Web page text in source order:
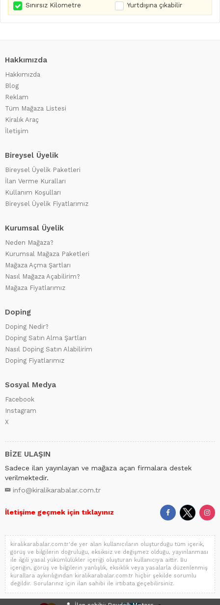
Sınırsız Kilometre Yurtdışına çıkabilir
Hakkımızda
Hakkımızda
Blog
Reklam
Tüm Mağaza Listesi
Kiralık Araç
İletişim
Bireysel Üyelik
Bireysel Üyelik Paketleri
İlan Verme Kuralları
Kullanım Koşulları
Bireysel Üyelik Fiyatlarımız
Kurumsal Üyelik
Neden Mağaza?
Kurumsal Mağaza Paketleri
Mağaza Açma Şartları
Nasıl Mağaza Açabilirim?
Mağaza Fiyatlarımız
Doping
Doping Nedir?
Doping Satın Alma Şartları
Nasıl Doping Satın Alabilirim
Doping Fiyatlarımız
Sosyal Medya
Facebook
Instagram
X
BİZE ULAŞIN
Sadece ilan yayınlayan ve mağaza açan firmalara destek
verilmektedir.
info@kiralikarabalar.com.tr
İletişime geçmek için tıklayınız
kiralikarabalar.com.tr'de yer alan kullanıcıların oluşturduğu tüm içerik,
görüş ve bilgilerin doğruluğu, eksiksiz ve değişmez olduğu, yayınlanması
ile ilgili yasal yükümlülükler içeriği oluşturan kullanıcıya aittir. Bu
içeriğin, görüş ve bilgilerin yanlışlık, eksiklik veya yasalarla düzenlenmiş
kurallara aykırılığından kiralikarabalar.com.tr hiçbir şekilde sorumlu
değildir. Sorularınız için ilan sahibi ile irtibata geçebilirsiniz.